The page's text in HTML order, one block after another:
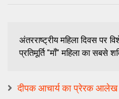
अंतरराष्ट्रीय महिला दिवस पर
प्रतिमूर्ति "माँ" महिला का सबसे
दीपक आचार्य का प्रेरक आलेख